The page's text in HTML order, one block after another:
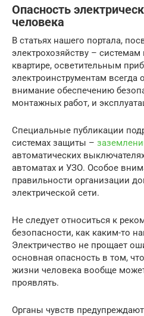
Опасность
человека
В статьях нашего портала,
электрохозяйству –
квартире, осветительным
электроинструментам всегда
внимание обеспечению
монтажных работ, и
Специальные публикации
системах защиты –
автоматических
автоматах и УЗО. Особое
правильности организации
электрической сети.
Не следует относиться к
безопасности, как каким-то
Электричество не прощает
основная опасность в том,
жизни человека вообще
проявлять.
Органы чувств